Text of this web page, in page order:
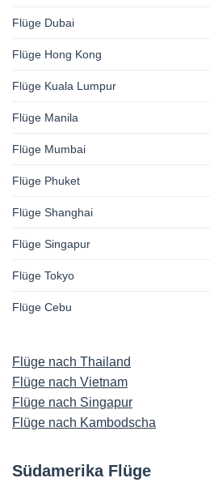
Flüge Dubai
Flüge Hong Kong
Flüge Kuala Lumpur
Flüge Manila
Flüge Mumbai
Flüge Phuket
Flüge Shanghai
Flüge Singapur
Flüge Tokyo
Flüge Cebu
Flüge nach Thailand
Flüge nach Vietnam
Flüge nach Singapur
Flüge nach Kambodscha
Südamerika Flüge